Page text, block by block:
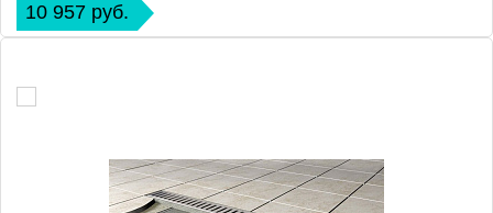
10 957 руб.